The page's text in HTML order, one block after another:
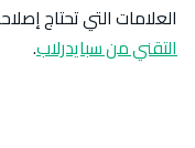
العلامات التي تحتاج
التقني من سبايدرلاب.